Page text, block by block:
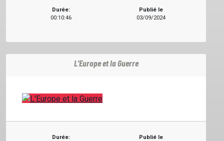
Durée:
00:10:46
Publié le
03/09/2024
L'Europe et la Guerre
Durée:
Publié le